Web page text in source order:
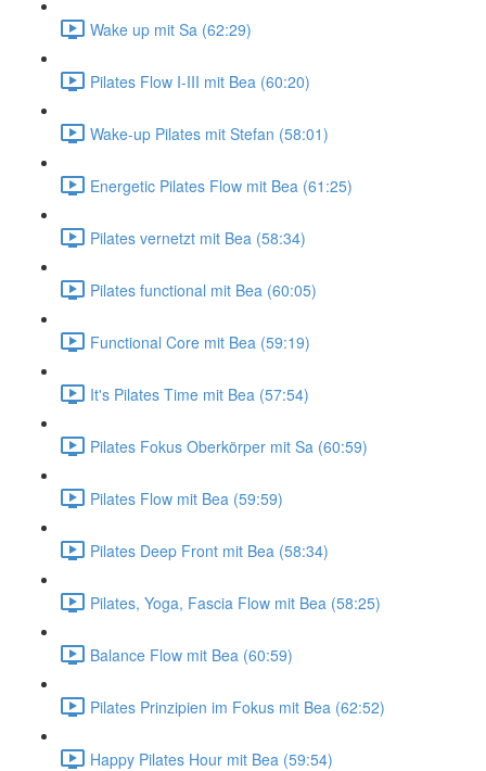
Wake up mit Sa (62:29)
Pilates Flow I-III mit Bea (60:20)
Wake-up Pilates mit Stefan (58:01)
Energetic Pilates Flow mit Bea (61:25)
Pilates vernetzt mit Bea (58:34)
Pilates functional mit Bea (60:05)
Functional Core mit Bea (59:19)
It's Pilates Time mit Bea (57:54)
Pilates Fokus Oberkörper mit Sa (60:59)
Pilates Flow mit Bea (59:59)
Pilates Deep Front mit Bea (58:34)
Pilates, Yoga, Fascia Flow mit Bea (58:25)
Balance Flow mit Bea (60:59)
Pilates Prinzipien im Fokus mit Bea (62:52)
Happy Pilates Hour mit Bea (59:54)